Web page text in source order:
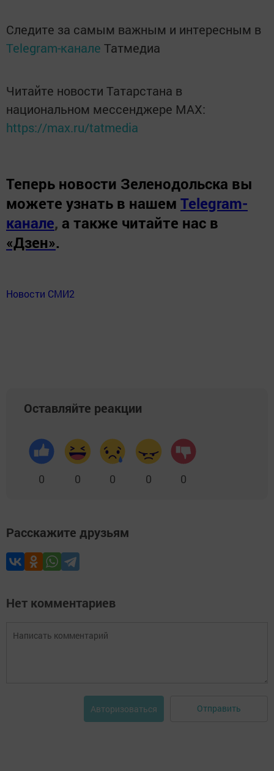
Следите за самым важным и интересным в
Telegram-канале Татмедиа
Читайте новости Татарстана в
национальном мессенджере MАХ:
https://max.ru/tatmedia
Теперь новости Зеленодольска вы
можете узнать в нашем Telegram-
канале, а также читайте нас в
«Дзен».
Новости СМИ2
Оставляйте реакции
0 0 0 0 0
Расскажите друзьям
Нет комментариев
Авторизоваться Отправить